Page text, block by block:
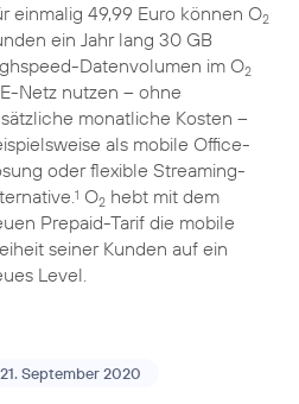
einmalig 49,99 Euro können O2
ein Jahr lang 30 GB
Datenvolumen im O2
Netz nutzen – ohne
monatliche Kosten –
als mobile Office-
oder flexible Streaming-
1 O2hebt mit dem
Prepaid-Tarif die mobile
seiner Kunden auf ein
Level.
21. September 2020